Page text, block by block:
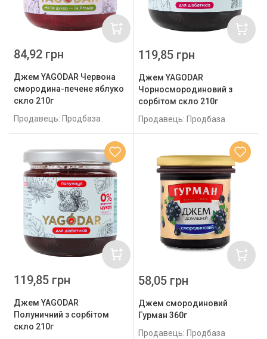
Джем YAGODAR Червона
смородина-печене яблуко
скло 210г
Продавець: Продбаза
84,92 грн
Джем YAGODAR
Чорносмородиновий з
сорбітом скло 210г
Продавець: Продбаза
119,85 грн
Джем YAGODAR
Полуничний з сорбітом
скло 210г
119,85 грн
Джем смородиновий
Гурман 360г
Продавець: Продбаза
58,05 грн